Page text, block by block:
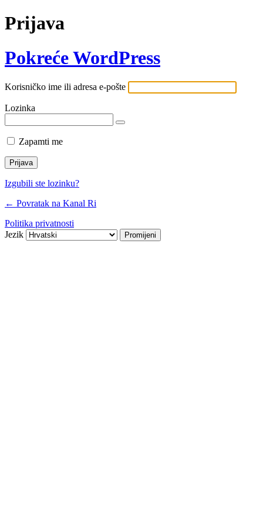
Prijava
Pokreće WordPress
Korisničko ime ili adresa e-pošte
Lozinka
Zapamti me
Izgubili ste lozinku?
← Povratak na Kanal Ri
Politika privatnosti
Jezik